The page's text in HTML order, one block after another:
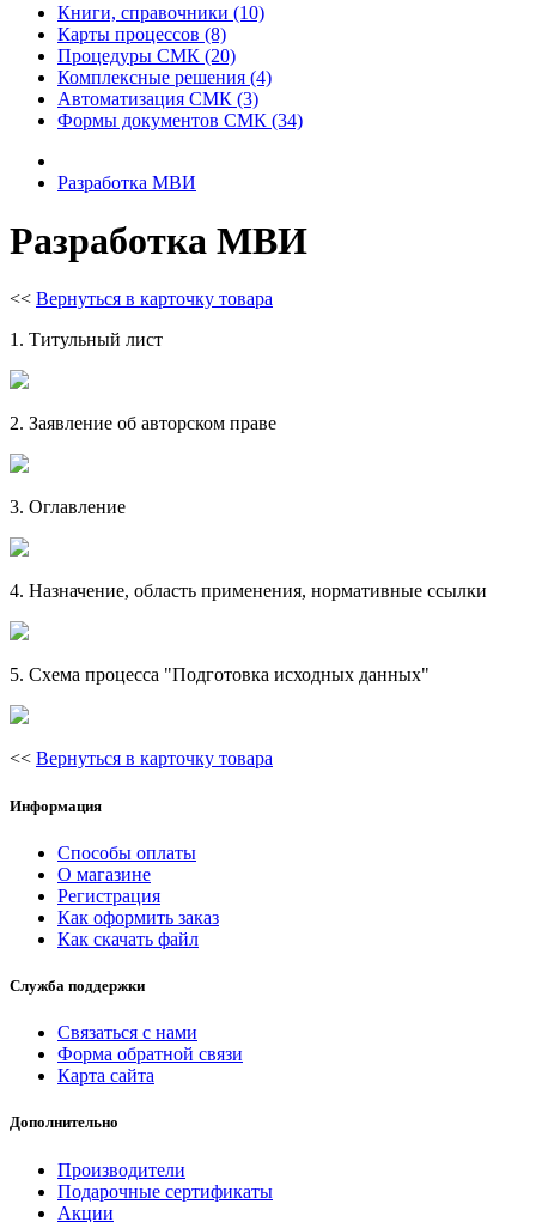
Книги, справочники (10)
Карты процессов (8)
Процедуры СМК (20)
Комплексные решения (4)
Автоматизация СМК (3)
Формы документов СМК (34)
Разработка МВИ
Разработка МВИ
<< Вернуться в карточку товара
1. Титульный лист
2. Заявление об авторском праве
3. Оглавление
4. Назначение, область применения, нормативные ссылки
5. Схема процесса "Подготовка исходных данных"
<< Вернуться в карточку товара
Информация
Способы оплаты
О магазине
Регистрация
Как оформить заказ
Как скачать файл
Служба поддержки
Связаться с нами
Форма обратной связи
Карта сайта
Дополнительно
Производители
Подарочные сертификаты
Акции